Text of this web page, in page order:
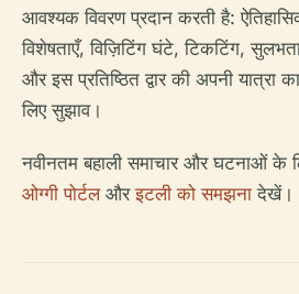
आवश्यक विवरण प्रदान करती है:
विशेषताएँ, विज़िटिंग घंटे, टिकटिंग,
और इस प्रतिष्ठित द्वार की अपनी
लिए सुझाव।
नवीनतम बहाली समाचार और घटनाओं के
ओग्गी पोर्टलऔरइटली को समझना देखें।